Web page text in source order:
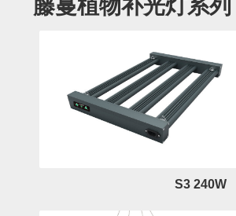
藤蔓植物补光灯系列
S3 240W